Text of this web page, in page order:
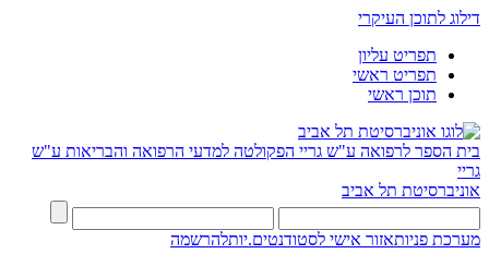
דילוג לתוכן העיקרי
תפריט עליון
תפריט ראשי
תוכן ראשי
בית הספר לרפואה ע"ש גריי הפקולטה למדעי הרפואה והבריאות ע"ש
גריי
אוניברסיטת תל אביב
מערכת פניותאזור אישי לסטודנטים.יותלהרשמה